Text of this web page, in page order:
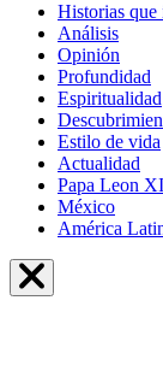
Historias que
Análisis
Opinión
Profundidad
Espiritualidad
Estilo de vida
Actualidad
Papa Leon
México
América